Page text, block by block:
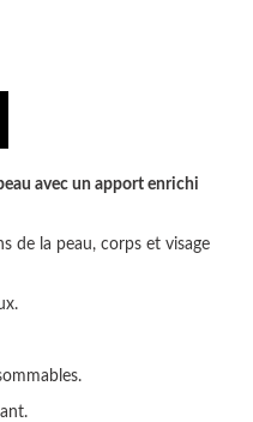
avec un apport enrichi
de la peau, corps et visage